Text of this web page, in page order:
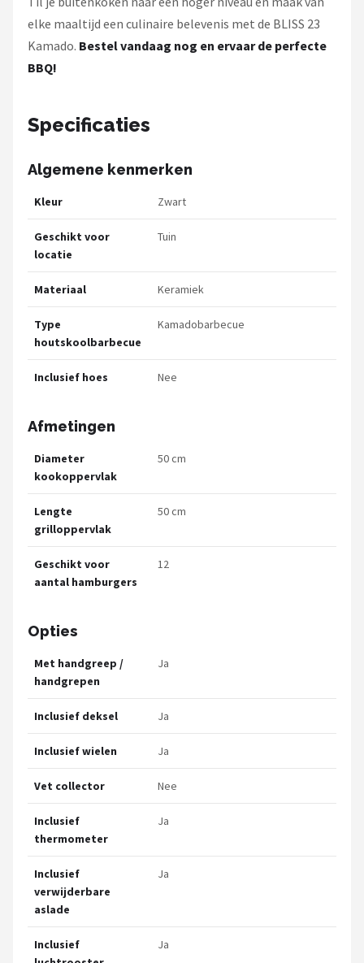
elke maaltijd een culinaire belevenis met de BLISS 23
Kamado. Bestel vandaag nog en ervaar de perfecte
BBQ!
Specificaties
Algemene kenmerken
Kleur Zwart
Geschikt voor
locatie
Tuin
Materiaal Keramiek
Type
houtskoolbarbecue
Kamadobarbecue
Inclusief hoes Nee
Afmetingen
Diameter
kookoppervlak
50 cm
Lengte
grilloppervlak
50 cm
Geschikt voor
aantal hamburgers
12
Opties
Met handgreep /
handgrepen
Ja
Inclusief deksel Ja
Inclusief wielen Ja
Vet collector Nee
Inclusief
thermometer
Ja
Inclusief
verwijderbare
aslade
Ja
Inclusief
Ja